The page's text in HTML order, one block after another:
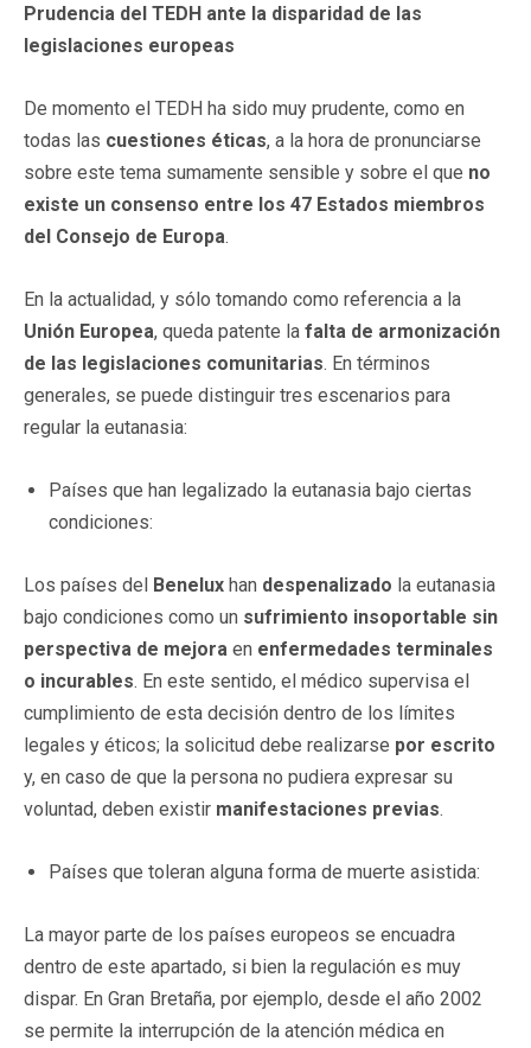
Prudencia del TEDH ante la disparidad de las
legislaciones europeas
De momento el TEDH ha sido muy prudente, como en
todas las cuestiones éticas, a la hora de pronunciarse
sobre este tema sumamente sensible y sobre el que no
existe un consenso entre los 47 Estados miembros
del Consejo de Europa.
En la actualidad, y sólo tomando como referencia a la
Unión Europea, queda patente la falta de armonización
de las legislaciones comunitarias. En términos
generales, se puede distinguir tres escenarios para
regular la eutanasia:
Países que han legalizado la eutanasia bajo ciertas
condiciones:
Los países del Benelux han despenalizado la eutanasia
bajo condiciones como un sufrimiento insoportable sin
perspectiva de mejora en enfermedades terminales
o incurables. En este sentido, el médico supervisa el
cumplimiento de esta decisión dentro de los límites
legales y éticos; la solicitud debe realizarse por escrito
y, en caso de que la persona no pudiera expresar su
voluntad, deben existir manifestaciones previas.
Países que toleran alguna forma de muerte asistida:
La mayor parte de los países europeos se encuadra
dentro de este apartado, si bien la regulación es muy
dispar. En Gran Bretaña, por ejemplo, desde el año 2002
se permite la interrupción de la atención médica en